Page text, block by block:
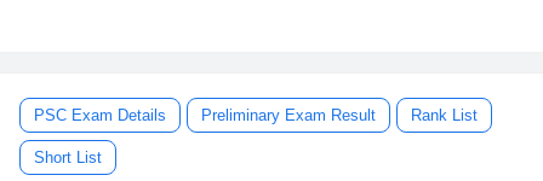
PSC Exam Details Preliminary Exam Result Rank List
Short List